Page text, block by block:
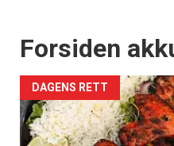
Forsiden
DAGENS RETT